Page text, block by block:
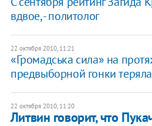
вдвое, - политолог
22 октября 2010, 11:21
«Громадська сила» на
предвыборной гонки теряла
22 октября 2010, 11:20
Литвин говорит, что